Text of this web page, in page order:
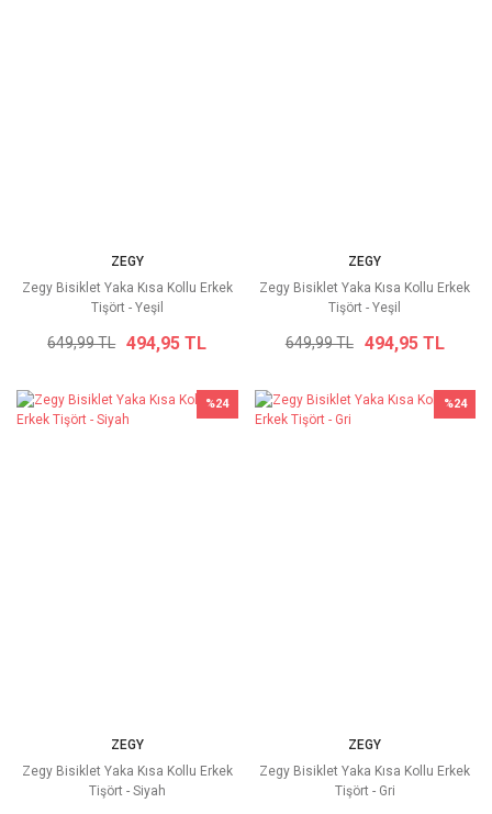
ZEGY
Zegy Bisiklet Yaka Kısa Kollu Erkek
Tişört - Yeşil
649,99 TL 494,95 TL
ZEGY
Zegy Bisiklet Yaka Kısa Kollu Erkek
Tişört - Yeşil
649,99 TL 494,95 TL
%24
ZEGY
Zegy Bisiklet Yaka Kısa Kollu Erkek
Tişört - Siyah
%24
ZEGY
Zegy Bisiklet Yaka Kısa Kollu Erkek
Tişört - Gri